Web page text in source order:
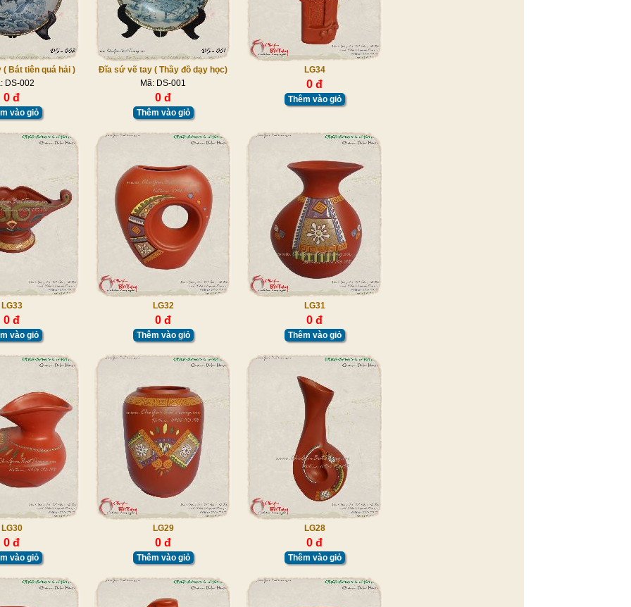
Bát tiên quá hải )
DS-002
0 đ
vào giỏ
Đĩa sứ vẽ tay ( Thầy đồ dạy học)
Mã: DS-001
0 đ
Thêm vào giỏ
LG34
0 đ
Thêm vào giỏ
LG33
0 đ
vào giỏ
LG32
0 đ
Thêm vào giỏ
LG31
0 đ
Thêm vào giỏ
LG30
0 đ
vào giỏ
LG29
0 đ
Thêm vào giỏ
LG28
0 đ
Thêm vào giỏ